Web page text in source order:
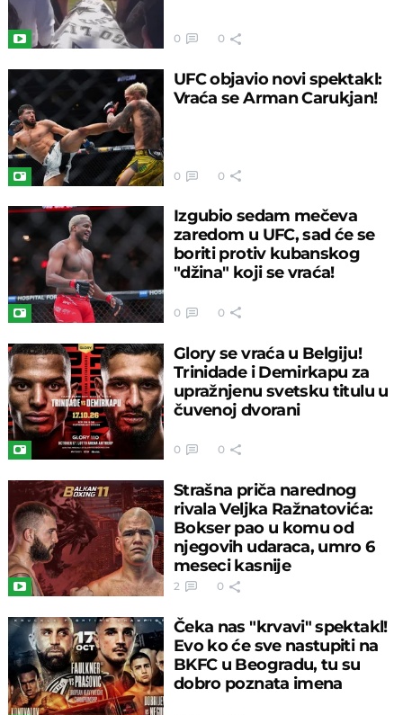
0 0
UFC objavio novi spektakl:
Vraća se Arman Carukjan!
0 0
Izgubio sedam mečeva
zaredom u UFC, sad će se
boriti protiv kubanskog
"džina" koji se vraća!
0 0
Glory se vraća u Belgiju!
Trinidade i Demirkapu za
upražnjenu svetsku titulu u
čuvenoj dvorani
0 0
Strašna priča narednog
rivala Veljka Ražnatovića:
Bokser pao u komu od
njegovih udaraca, umro 6
meseci kasnije
2 0
Čeka nas "krvavi" spektakl!
Evo ko će sve nastupiti na
BKFC u Beogradu, tu su
dobro poznata imena